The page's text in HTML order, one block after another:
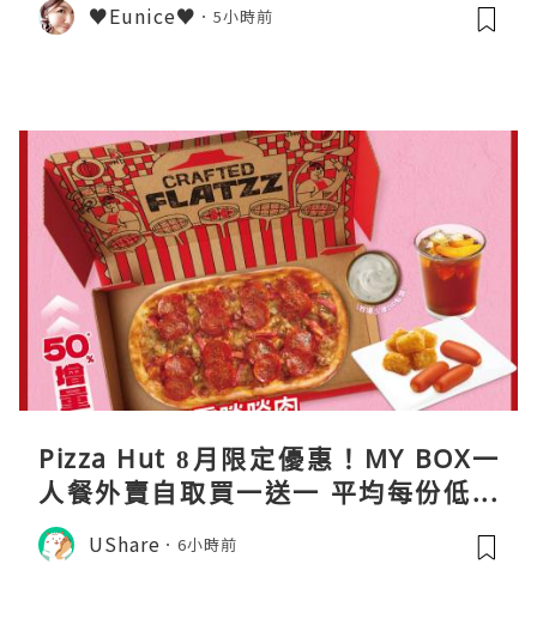
♥Eunice♥ 5小時前
Pizza Hut 8月限定優惠！MY BOX一
人餐外賣自取買一送一 平均每份低至
$31
UShare 6小時前